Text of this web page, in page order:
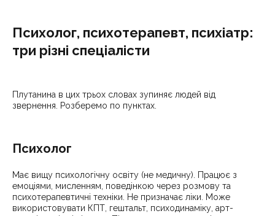
Психолог, психотерапевт, психіатр:
три різні спеціалісти
Плутанина в цих трьох словах зупиняє людей від
звернення. Розберемо по пунктах.
Психолог
Має вищу психологічну освіту (не медичну). Працює з
емоціями, мисленням, поведінкою через розмову та
психотерапевтичні техніки. Не призначає ліки. Може
використовувати КПТ, гештальт, психодинаміку, арт-